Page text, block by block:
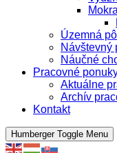
Územná
Návštevný
Náučné
Pracovné
Aktuálne
Archív
Kontakt
Humberger Toggle Menu